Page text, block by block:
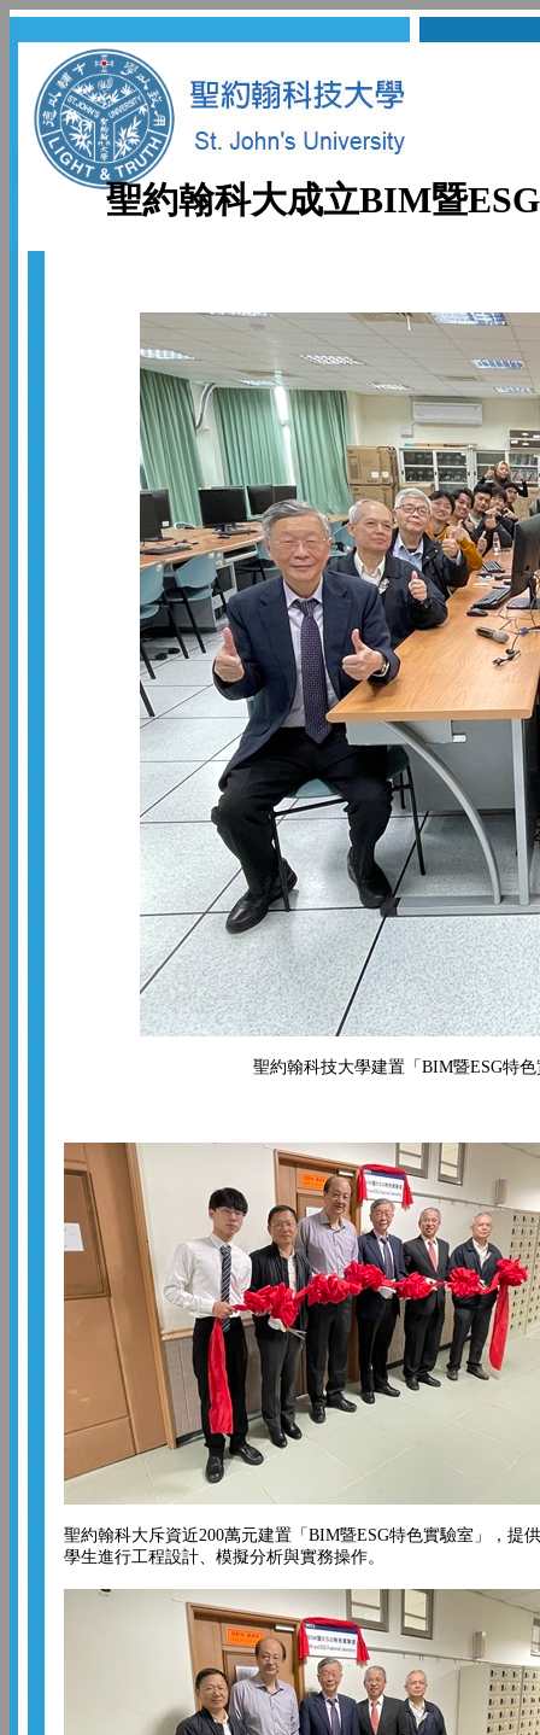
聖約翰科大成立BIM暨
聖約翰科技大學建置「BIM暨ESG特
聖約翰科大斥資近200萬元建置「BIM暨ESG特色實驗室」，提供
學生進行工程設計、模擬分析與實務操作。